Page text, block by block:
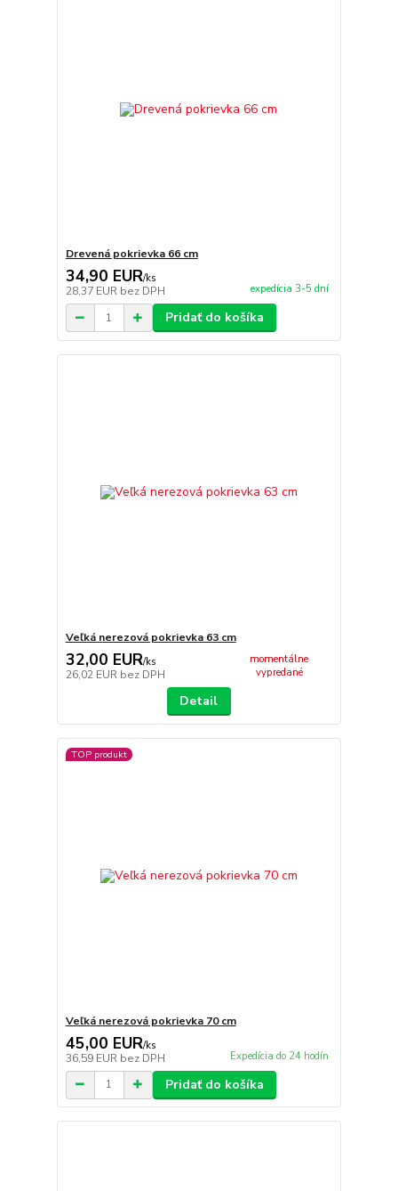
Drevená pokrievka 66 cm
34,90 EUR/ks
28,37 EUR bez DPH expedícia 3-5 dní
Pridať do košíka
Veľká nerezová pokrievka 63 cm
32,00 EUR/ks
26,02 EUR bez DPH
momentálne
vypredané
Detail
TOP produkt
Veľká nerezová pokrievka 70 cm
45,00 EUR/ks
36,59 EUR bez DPH Expedícia do 24 hodín
Pridať do košíka